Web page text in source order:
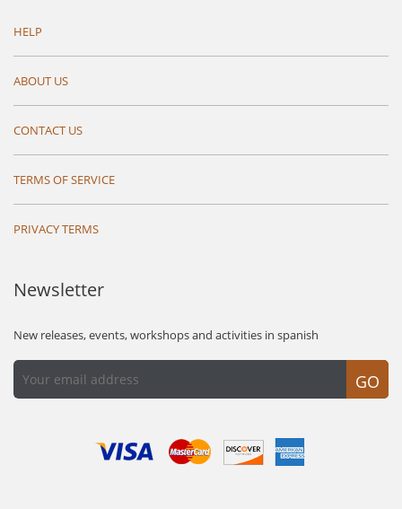
HELP
ABOUT US
CONTACT US
TERMS OF SERVICE
PRIVACY TERMS
Newsletter
New releases, events, workshops and activities in spanish
GO